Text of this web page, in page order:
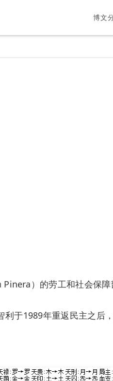
博文
）的劳工和社会保
于1989年重返民主之后